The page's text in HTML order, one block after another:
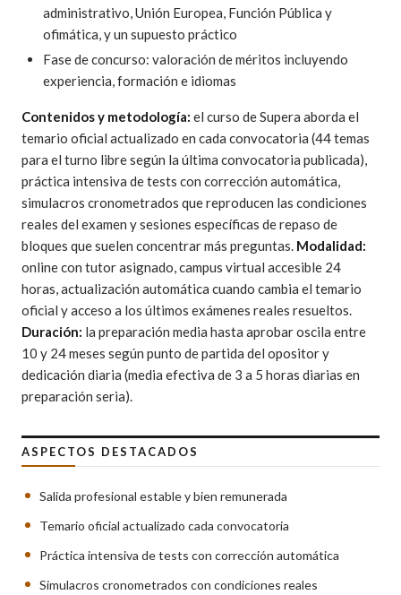
administrativo, Unión Europea, Función Pública y
ofimática, y un supuesto práctico
Fase de concurso: valoración de méritos incluyendo
experiencia, formación e idiomas
Contenidos y metodología: el curso de Supera aborda el
temario oficial actualizado en cada convocatoria (44 temas
para el turno libre según la última convocatoria publicada),
práctica intensiva de tests con corrección automática,
simulacros cronometrados que reproducen las condiciones
reales del examen y sesiones específicas de repaso de
bloques que suelen concentrar más preguntas. Modalidad:
online con tutor asignado, campus virtual accesible 24
horas, actualización automática cuando cambia el temario
oficial y acceso a los últimos exámenes reales resueltos.
Duración: la preparación media hasta aprobar oscila entre
10 y 24 meses según punto de partida del opositor y
dedicación diaria (media efectiva de 3 a 5 horas diarias en
preparación seria).
ASPECTOS DESTACADOS
Salida profesional estable y bien remunerada
Temario oficial actualizado cada convocatoria
Práctica intensiva de tests con corrección automática
Simulacros cronometrados con condiciones reales